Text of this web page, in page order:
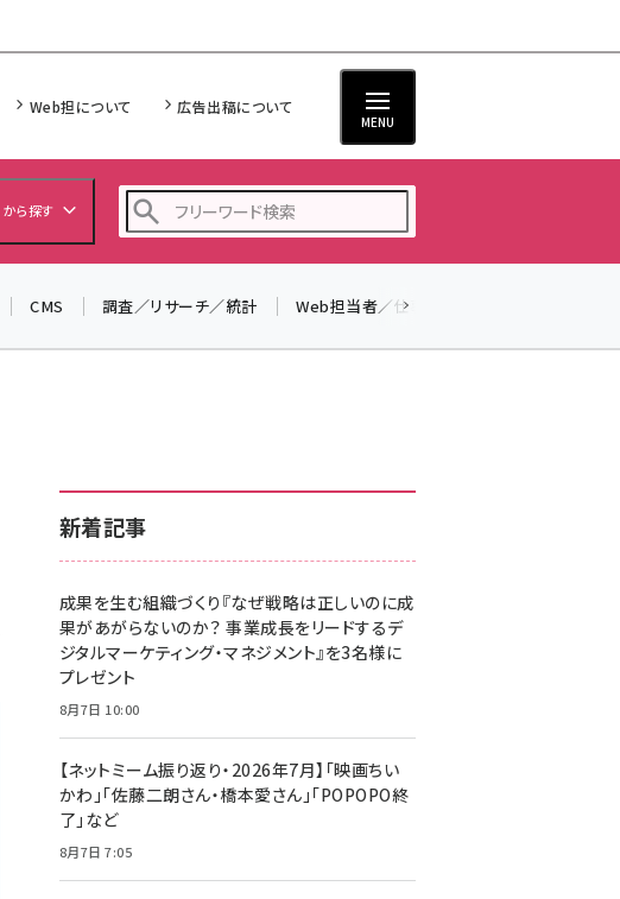
Web担について 広告出稿について
MENU
から探す
z世代 (1623)
meo (1277)
llmo (1167)
CMS 調査／リサーチ／統計 Web担当者／仕事
新着記事
成果を生む組織づくり『なぜ戦略は正しいのに成
果があがらないのか？ 事業成長をリードするデ
ジタルマーケティング・マネジメント』を3名様に
プレゼント
8月7日 10:00
【ネットミーム振り返り・2026年7月】「映画ちい
かわ」「佐藤二朗さん・橋本愛さん」「POPOPO終
了」など
8月7日 7:05